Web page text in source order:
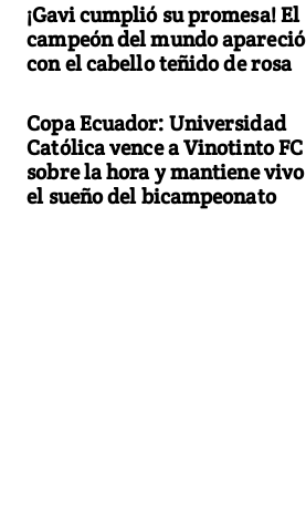
¡Gavi cumplió su promesa! El
campeón del mundo apareció
con el cabello teñido de rosa
Copa Ecuador: Universidad
Católica vence a Vinotinto FC
sobre la hora y mantiene vivo
el sueño del bicampeonato